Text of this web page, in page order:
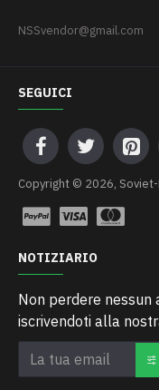
NSSvendor@gmail.com
SEGUICI
Сopyright © 2026,
NOTIZIARIO
Non perdere nessun
iscrivendoti alla